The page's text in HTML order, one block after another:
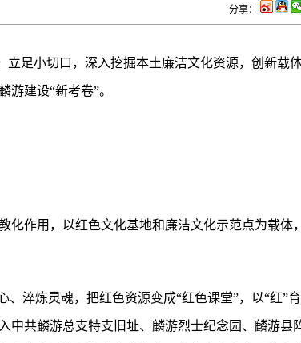
分享：
立足小切口，深入挖掘本土廉洁文化资源，创新载
建设“新考卷”。
作用，以红色文化基地和廉洁文化示范点为载体
淬炼灵魂，把红色资源变成“红色课堂”，以“红”
中共麟游总支特支旧址、麟游烈士纪念园、麟游县